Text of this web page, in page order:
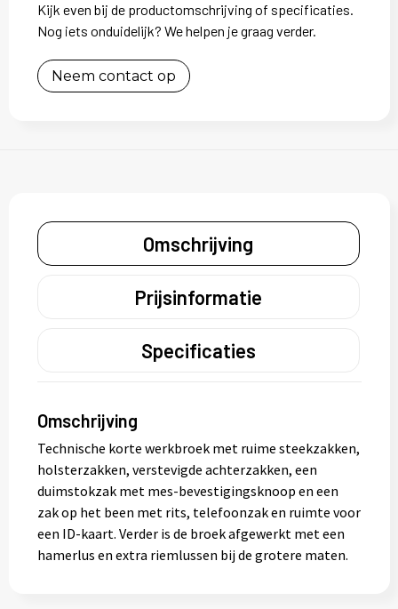
Kijk even bij de productomschrijving of specificaties.
Nog iets onduidelijk? We helpen je graag verder.
Neem contact op
Omschrijving
Prijsinformatie
Specificaties
Omschrijving
Technische korte werkbroek met ruime steekzakken,
holsterzakken, verstevigde achterzakken, een
duimstokzak met mes-bevestigingsknoop en een
zak op het been met rits, telefoonzak en ruimte voor
een ID-kaart. Verder is de broek afgewerkt met een
hamerlus en extra riemlussen bij de grotere maten.